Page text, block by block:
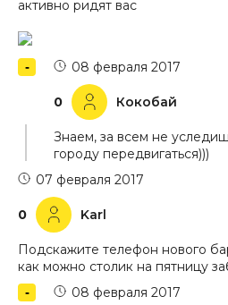
активно ридят вас
0 Кокобай
08 февраля 2017
Знаем, за всем не
городу передвигаться)))
0 Karl
07 февраля 2017
Подскажите телефон нового
как можно столик на пятницу
08 февраля 2017